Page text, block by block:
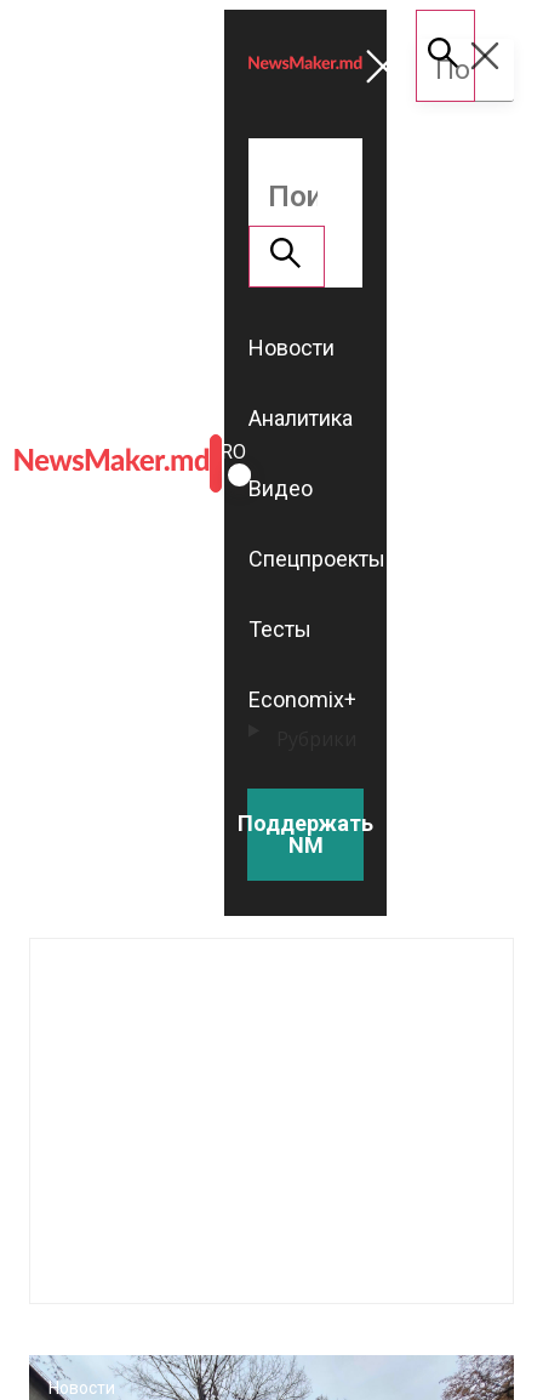
ROMÂNĂ
RU
Новости
Аналитика
Видео
Спецпроекты
Тесты
Economix+
Поддержать
NM
Новости